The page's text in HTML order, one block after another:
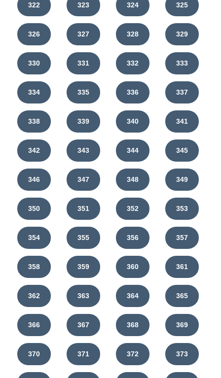
322 323 324 325
326 327 328 329
330 331 332 333
334 335 336 337
338 339 340 341
342 343 344 345
346 347 348 349
350 351 352 353
354 355 356 357
358 359 360 361
362 363 364 365
366 367 368 369
370 371 372 373